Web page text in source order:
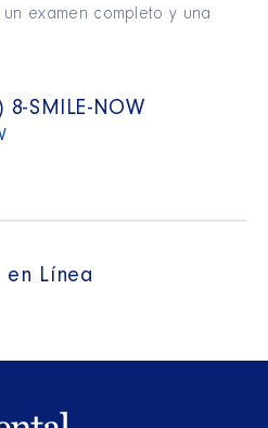
examen completo y una
SMILE-NOW
en Línea